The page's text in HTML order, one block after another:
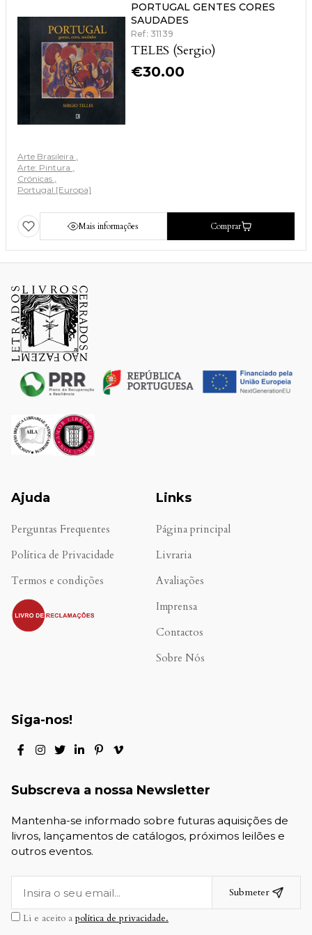
PORTUGAL GENTES CORES
SAUDADES
Ref: 31139
TELES (Sergio)
€30.00
Arte Brasileira
Arte: Pintura
Crónicas
Portugal [Europa]
Mais informações Comprar
Ajuda
Perguntas Frequentes
Política de Privacidade
Termos e condições
.
Links
Página principal
Livraria
Avaliações
Imprensa
Contactos
Sobre Nós
Siga-nos!
Subscreva a nossa Newsletter
Mantenha-se informado sobre futuras aquisições de
livros, lançamentos de catálogos, próximos leilões e
outros eventos.
Submeter
Li e aceito a política de privacidade.